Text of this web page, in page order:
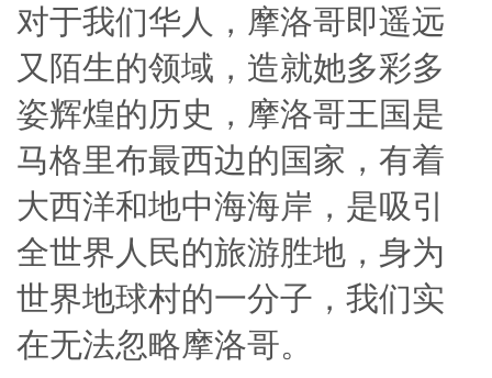
对于我们华人，摩洛哥即遥远
又陌生的领域，造就她多彩多
姿辉煌的历史，摩洛哥王国是
马格里布最西边的国家，有着
大西洋和地中海海岸，是吸引
全世界人民的旅游胜地，身为
世界地球村的一分子，我们实
在无法忽略摩洛哥。